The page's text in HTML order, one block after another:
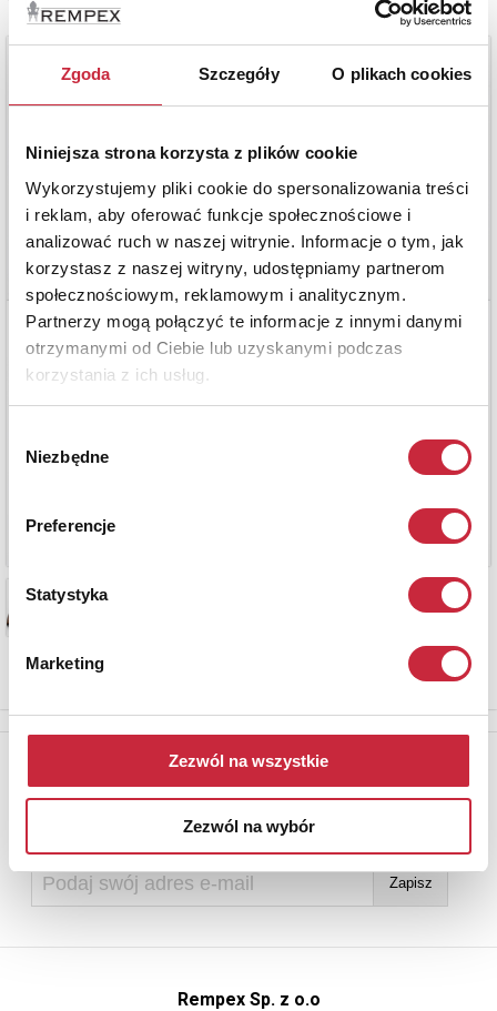
Zgoda Szczegóły O plikach cookies
Niniejsza strona korzysta z plików cookie
Wykorzystujemy pliki cookie do spersonalizowania treści
i reklam, aby oferować funkcje społecznościowe i
analizować ruch w naszej witrynie. Informacje o tym, jak
korzystasz z naszej witryny, udostępniamy partnerom
społecznościowym, reklamowym i analitycznym.
Partnerzy mogą połączyć te informacje z innymi danymi
otrzymanymi od Ciebie lub uzyskanymi podczas
korzystania z ich usług.
zgody
Niezbędne
Preferencje
Statystyka
Marketing
Zezwól na wszystkie
Zezwól na wybór
Newsletter
Aby otrzymywać informacje o nowych aukcjach, prosimy podać
adres e-mail
Rempex Sp. z o.o